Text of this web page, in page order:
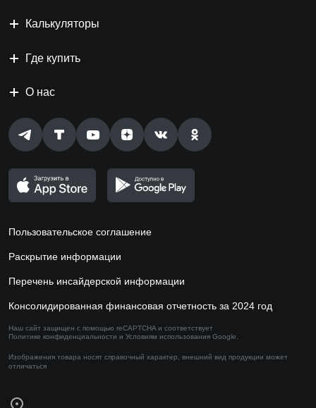
Калькуляторы
Где купить
О нас
Пользовательское соглашение
Раскрытие информации
Перечень инсайдерской информации
Консолидированная финансовая отчетность за 2024 год
Наш сайт защищен с помощью reCAPTCHA и соответствует
Политике конфиденциальности и Условиям использования Google.
Изображения товара носят справочный характер, внешний вид продукции может
отличаться